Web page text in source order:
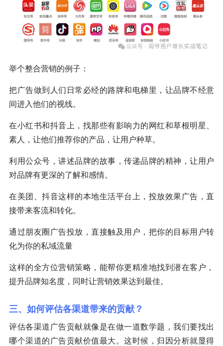
举个整合营销的例子：
把广告做到人们日常必经的路牌和电梯里，让品牌不经意
间进入他们的视线。
在小红书和抖音上，找那些有影响力的网红和草根明星、
素人，让他们推荐你的产品，让用户种草。
利用公众号，讲述品牌的故事，传递品牌的精神，让用户
对品牌有更深的了解和感情。
在美团、抖音这样的本地生活平台上，投放效果广告，直
接带来客流和转化。
通过朋友圈广告投放，直接触及用户，把你的目标用户转
化为你的私域流量
这样的全方位营销策略，能帮你更精准地找到潜在客户，
提升品牌知名度，同时让营销效果达到最佳。
三、如何评估各渠道带来的贡献？
评估各渠道广告贡献就像是在做一道数学题，我们要找出
哪个渠道的广告贡献价值最大。这时候，归因分析就显得